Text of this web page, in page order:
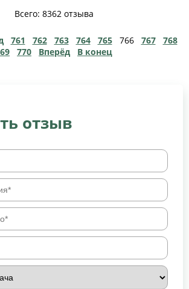
Всего: 8362 отзыва
761 762 763 764 765 766 767
768
770 Вперёд В конец
отзыв